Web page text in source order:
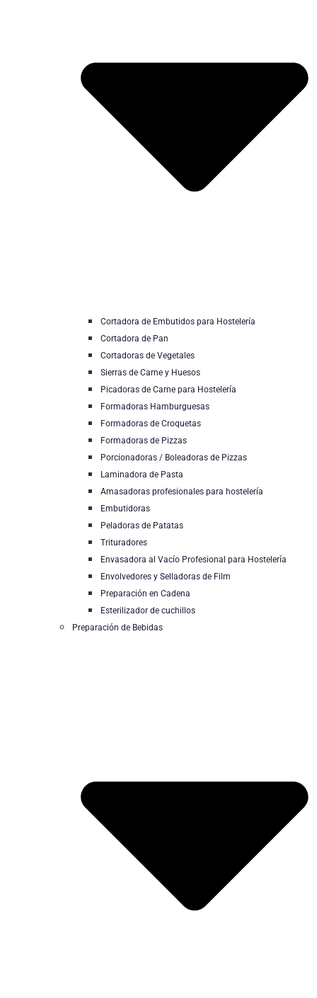
Cortadora de Embutidos para Hostelería
Cortadora de Pan
Cortadoras de Vegetales
Sierras de Carne y Huesos
Picadoras de Carne para Hostelería
Formadoras Hamburguesas
Formadoras de Croquetas
Formadoras de Pizzas
Porcionadoras / Boleadoras de Pizzas
Laminadora de Pasta
Amasadoras profesionales para hostelería
Embutidoras
Peladoras de Patatas
Trituradores
Envasadora al Vacío Profesional para Hostelería
Envolvedores y Selladoras de Film
Preparación en Cadena
Esterilizador de cuchillos
Preparación de Bebidas